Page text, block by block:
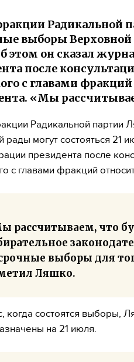
Радикальной
выборы Верховной
этом он сказал
после
с главами
«Мы
Радикальной партии
рады могут состояться 21
президента после
с главами фракций
рассчитываем, что
выборы для
Ляшко.
когда состоятся выборы,
на 21 июля.